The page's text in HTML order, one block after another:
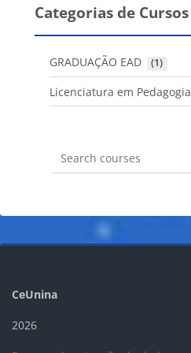
Categorias de Cursos
GRADUAÇÃO EAD (1)
Licenciatura em Pedagogia
Search courses
CeUnina
2026